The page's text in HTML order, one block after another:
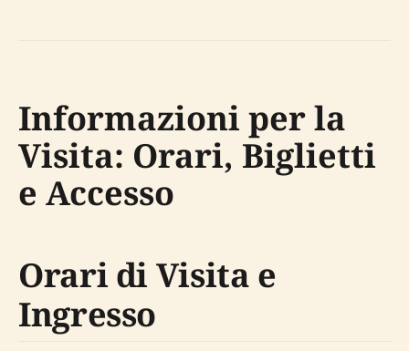
Informazioni per la
Visita: Orari, Biglietti
e Accesso
Orari di Visita e
Ingresso